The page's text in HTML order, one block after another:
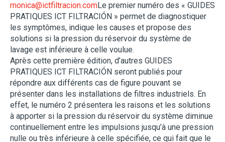
monica@ictfiltracion.comLe premier numéro des « GUIDES
PRATIQUES ICT FILTRACIÓN » permet de diagnostiquer
les symptômes, indique les causes et propose des
solutions si la pression du réservoir du système de
lavage est inférieure à celle voulue.
Après cette première édition, d’autres GUIDES
PRATIQUES ICT FILTRACIÓN seront publiés pour
répondre aux différents cas de figure pouvant se
présenter dans les installations de filtres industriels. En
effet, le numéro 2 présentera les raisons et les solutions
à apporter si la pression du réservoir du système diminue
continuellement entre les impulsions jusqu’à une pression
nulle ou très inférieure à celle spécifiée, ce qui fait que le